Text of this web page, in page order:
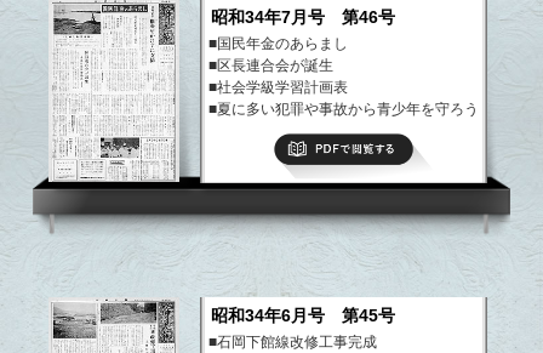
昭和34年7月号 第46号
■国民年金のあらまし
■区長連合会が誕生
■社会学級学習計画表
■夏に多い犯罪や事故から青少年を守ろう
■こども会を育てよう
昭和34年6月号 第45号
■石岡下館線改修工事完成